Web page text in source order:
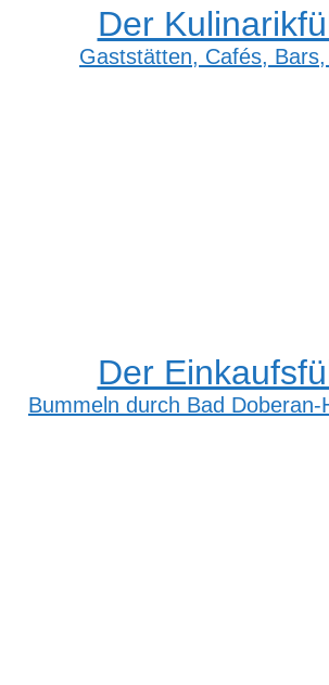
Der
Gaststätten, Cafés,
Der
Bummeln durch Bad Doberan-